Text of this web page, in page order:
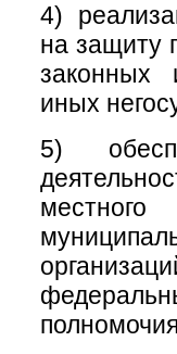
4)
на защиту
законных
иных
5)